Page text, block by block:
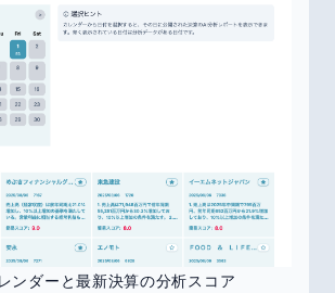
ンダーと最新決算の分析スコア